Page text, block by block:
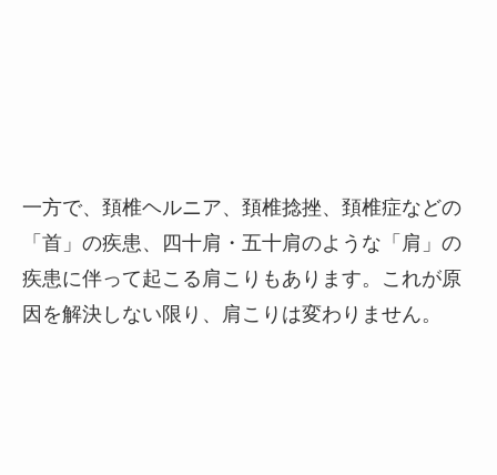
一方で、頚椎ヘルニア、頚椎捻挫、頚椎症などの
「首」の疾患、四十肩・五十肩のような「肩」の
疾患に伴って起こる肩こりもあります。これが原
因を解決しない限り、肩こりは変わりません。